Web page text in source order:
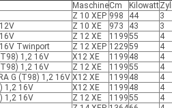
MaschineCm Kilowatt
Z 10 XEP 998 44
3
Z 10 XE 973 43
3
Z 12 XE 119955
4
Twinport Z 12 XEP 122959
4
1,2 16V X12 XE 1199 48
4
1,2 16V Z 12 XE 119955
4
G (T98) 1,2 16V X12 XE 1199 48
4
1,2 16V X12 XE 1199 48
4
1,2 16V Z 12 XE 119955
4